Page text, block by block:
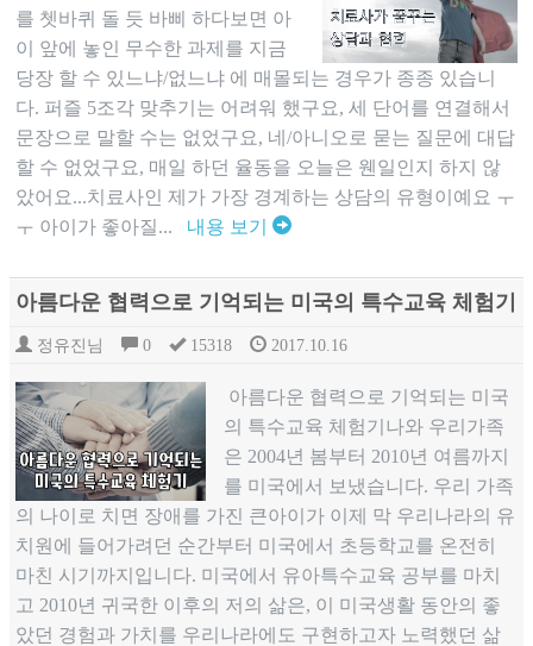
를 쳇바퀴 돌 듯 바삐 하다보면 아
이 앞에 놓인 무수한 과제를 지금
당장 할 수 있느냐/없느냐 에 매몰되는 경우가 종종 있습니
다. 퍼즐 5조각 맞추기는 어려워 했구요, 세 단어를 연결해서
문장으로 말할 수는 없었구요, 네/아니오로 묻는 질문에 대답
할 수 없었구요, 매일 하던 율동을 오늘은 웬일인지 하지 않
았어요...치료사인 제가 가장 경계하는 상담의 유형이예요 ㅜ
ㅜ 아이가 좋아질... 내용 보기
아름다운 협력으로 기억되는 미국의 특수교육 체험기
정유진님 0 15318 2017.10.16
아름다운 협력으로 기억되는 미국
의 특수교육 체험기나와 우리가족
은 2004년 봄부터 2010년 여름까지
를 미국에서 보냈습니다. 우리 가족
의 나이로 치면 장애를 가진 큰아이가 이제 막 우리나라의 유
치원에 들어가려던 순간부터 미국에서 초등학교를 온전히
마친 시기까지입니다. 미국에서 유아특수교육 공부를 마치
고 2010년 귀국한 이후의 저의 삶은, 이 미국생활 동안의 좋
았던 경험과 가치를 우리나라에도 구현하고자 노력했던 삶